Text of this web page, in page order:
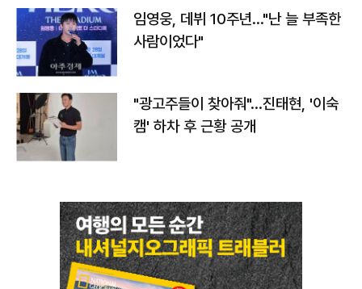
임영웅, 데뷔 10주년…"난 늘 부족한
사람이었다"
"광고주들이 찾아줘"…진태현, '이숙
캠' 하차 후 근황 공개